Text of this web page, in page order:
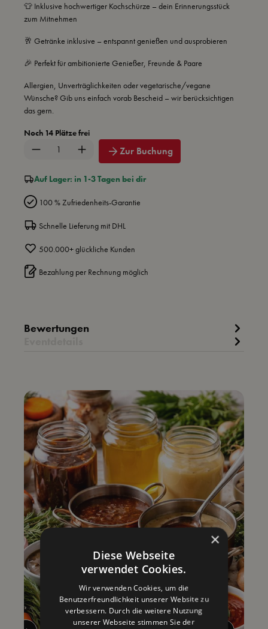
👕 Inklusive hochwertiger Kochschürze – dein Erinnerungsstück
zum Mitnehmen
🥂 Getränke inklusive – entspannt genießen und ausprobieren
🎉 Perfekt für ambitionierte Genießer, Freunde & Paare
Allergien, Unverträglichkeiten oder vegetarische/vegane
Wünsche? Gib uns einfach vorab Bescheid – wir berücksichtigen
das gern.
Noch 14 Plätze frei
Produkt Anzahl: Gib den gewünschten Wert
Zur Buchung
Auf Lager: in 1-3 Tagen bei dir
100 % Zufriedenheits-Garantie
Schnelle Lieferung mit DHL
500.000+ glückliche Kunden
Bezahlung per Rechnung möglich
Bewertungen
×
Diese Webseite
verwendet Cookies.
Wir verwenden Cookies, um die
Benutzerfreundlichkeit unserer Website zu
verbessern. Durch die weitere Nutzung
unserer Webseite stimmen Sie der